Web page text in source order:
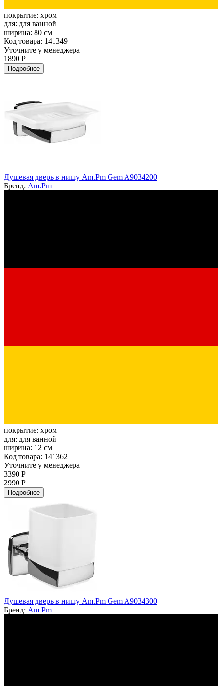
покрытие: хром
для: для ванной
ширина: 80 см
Код товара: 141349
Уточните у менеджера
1890 Р
Подробнее
Душевая дверь в нишу Am.Pm Gem A9034200
Бренд: Am.Pm
покрытие: хром
для: для ванной
ширина: 12 см
Код товара: 141362
Уточните у менеджера
3390 Р
2990 Р
Подробнее
Душевая дверь в нишу Am.Pm Gem A9034300
Бренд: Am.Pm